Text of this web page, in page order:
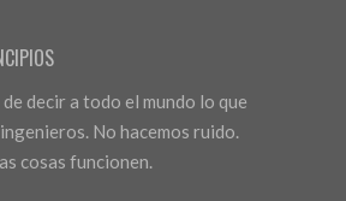
decir a todo el mundo lo que
No hacemos ruido.
cosas funcionen.